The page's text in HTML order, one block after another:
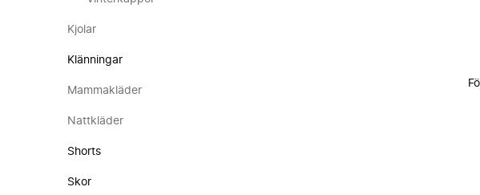
Kjolar
Klänningar
Mammakläder
Nattkläder
Shorts
Skor